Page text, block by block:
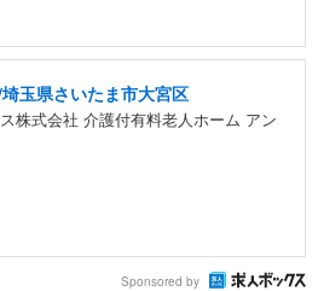
玉県さいたま市大宮区
株式会社 介護付有料老人ホーム アン
Sponsored by